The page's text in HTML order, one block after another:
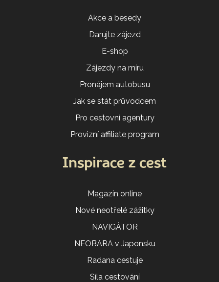
Akce a besedy
Darujte zájezd
E-shop
Zájezdy na míru
Pronájem autobusu
Jak se stát průvodcem
Pro cestovní agentury
Provizní affiliate program
Inspirace z cest
Magazín online
Nové neotřelé zážitky
NAVIGÁTOR
NEOBARA v Japonsku
Radana cestuje
Síla cestování